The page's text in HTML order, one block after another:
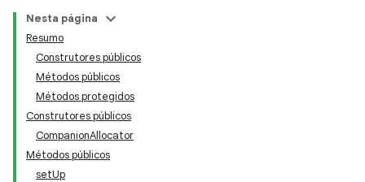
Nesta página
Resumo
Construtores públicos
Métodos públicos
Métodos protegidos
Construtores públicos
CompanionAllocator
Métodos públicos
setUp